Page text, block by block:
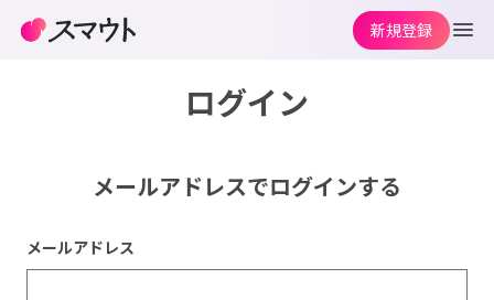
ログイン
メールアドレスでログインする
メールアドレス
新規登録